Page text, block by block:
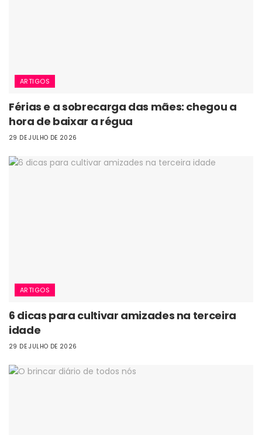
ARTIGOS
Férias e a sobrecarga das mães: chegou a
hora de baixar a régua
29 DE JULHO DE 2026
ARTIGOS
6 dicas para cultivar amizades na terceira
idade
29 DE JULHO DE 2026